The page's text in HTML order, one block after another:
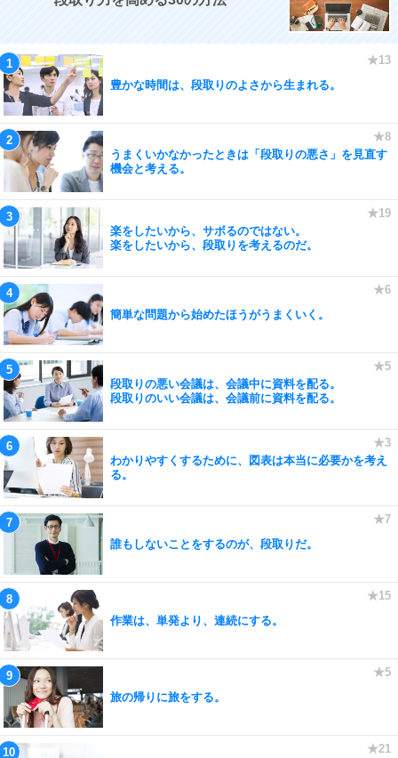
豊かな時間は、段取りのよさから生まれる。
うまくいかなかったときは「段取りの悪さ」を見直す
機会と考える。
楽をしたいから、サボるのではない。
楽をしたいから、段取りを考えるのだ。
簡単な問題から始めたほうがうまくいく。
段取りの悪い会議は、会議中に資料を配る。
段取りのいい会議は、会議前に資料を配る。
わかりやすくするために、図表は本当に必要かを考え
る。
誰もしないことをするのが、段取りだ。
作業は、単発より、連続にする。
旅の帰りに旅をする。